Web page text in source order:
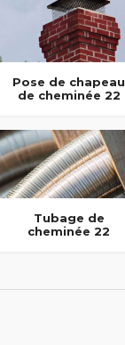
Pose de chapeau
de cheminée 22
Tubage de
cheminée 22